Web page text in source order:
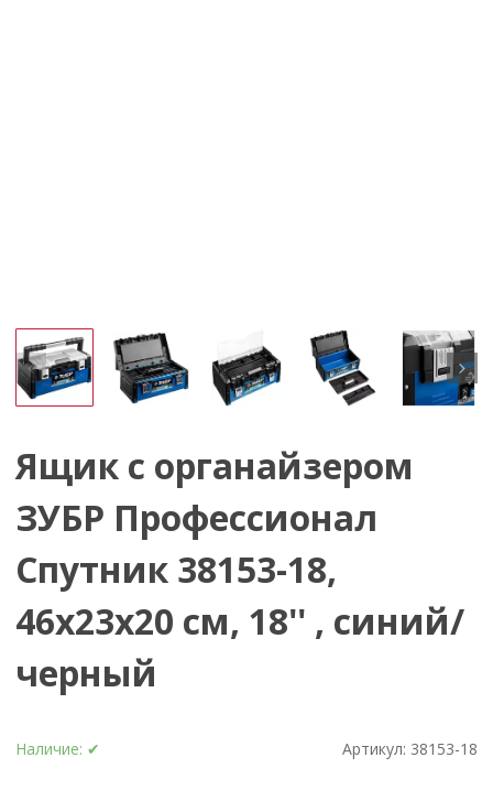
Ящик с органайзером
ЗУБР Профессионал
Спутник 38153-18,
46x23x20 см, 18'' , синий/
черный
Наличие: ✔ Артикул: 38153-18